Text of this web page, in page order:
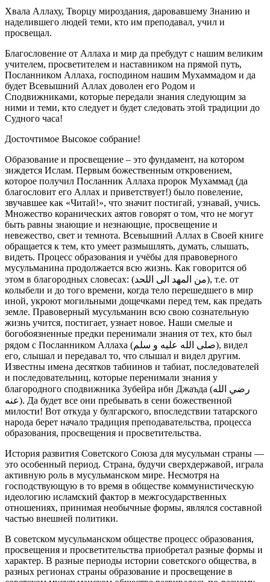
Хвала Аллаху, Творцу мироздания, даровавшему Знанию и
наделившего людей теми, кто им преподавал, учил и
просвещал.
Благословение от Аллаха и мир да пребудут с нашим великим
учителем, просветителем и наставником на прямой путь,
Посланником Аллаха, господином нашим Мухаммадом и да
будет Всевышний Аллах доволен его Родом и
Сподвижниками, которые передали знания следующим за
ними и теми, кто следует и будет следовать этой традиции до
Судного часа!
Досточтимое Высокое собрание!
Образование и просвещение – это фундамент, на котором
зиждется Ислам. Первым божественным откровением,
которое получил Посланник Аллаха пророк Мухаммад (да
благословит его Аллах и приветствует!) было повеление,
звучавшее как «Читай!», что значит постигай, узнавай, учись.
Множество коранических аятов говорят о том, что не могут
быть равны знающие и незнающие, просвещение и
невежество, свет и темнота. Всевышний Аллах в Своей книге
обращается к тем, кто умеет размышлять, думать, слышать,
видеть. Процесс образования и учёбы для правоверного
мусульманина продолжается всю жизнь. Как говорится об
этом в благородных словесах: (من المهد الى اللحد), т.е. от
колыбели и до того времени, когда тело перешедшего в мир
иной, укроют могильными дощечками перед тем, как предать
земле. Правоверный мусульманин всю свою сознательную
жизнь учится, постигает, узнает новое. Наши смелые и
богобоязненные предки перенимали знания от тех, кто был
рядом с Посланником Аллаха (صلى الله عليه و سلم), видел
его, слышал и передавал то, что слышал и видел другим.
Известны имена десятков табиинов и табиат, последователей
и последовательниц, которые перенимали знания у
благородного сподвижника Зубейра ибн Джаъда (رضي الله
عنه). Да будет все они пребывать в сени божественной
милости! Вот откуда у булгарского, впоследствии татарского
народа берет начало традиция преподавательства, процесса
образования, просвещения и просветительства.
История развития Советского Союза для мусульман страны —
это особенный период. Страна, будучи сверхдержавой, играла
активную роль в мусульманском мире. Несмотря на
господствующую в то время в обществе коммунистическую
идеологию исламский фактор в межгосударственных
отношениях, принимая необычные формы, являлся составной
частью внешней политики.
В советском мусульманском обществе процесс образования,
просвещения и просветительства приобретал разные формы и
характер. В разные периоды истории советского общества, в
разных регионах страны образование и просвещение в